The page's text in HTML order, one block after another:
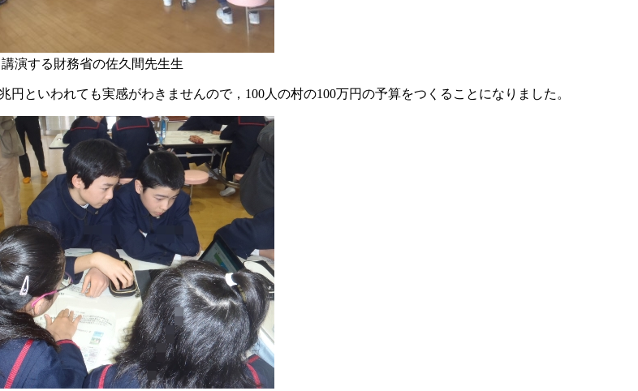
講演する財務省の佐久間先生生
といわれても実感がわきませんので，100人の村の100万円の予算をつくることになりました。